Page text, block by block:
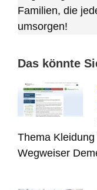
Familien, die
umsorgen!
Das könnte
Thema
Wegweiser